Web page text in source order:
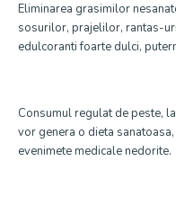
Eliminarea grasimilor
sosurilor, prajelilor, rantas-
edulcoranti foarte dulci,
Consumul regulat de peste,
vor genera o dieta
evenimete medicale nedorite.